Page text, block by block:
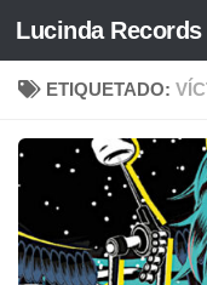
Saltar al contenido
Lucinda Records
ETIQUETADO: